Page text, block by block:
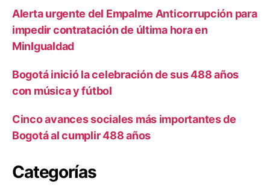
Alerta urgente del Empalme Anticorrupción para
impedir contratación de última hora en
MinIgualdad
Bogotá inició la celebración de sus 488 años
con música y fútbol
Cinco avances sociales más importantes de
Bogotá al cumplir 488 años
Categorías